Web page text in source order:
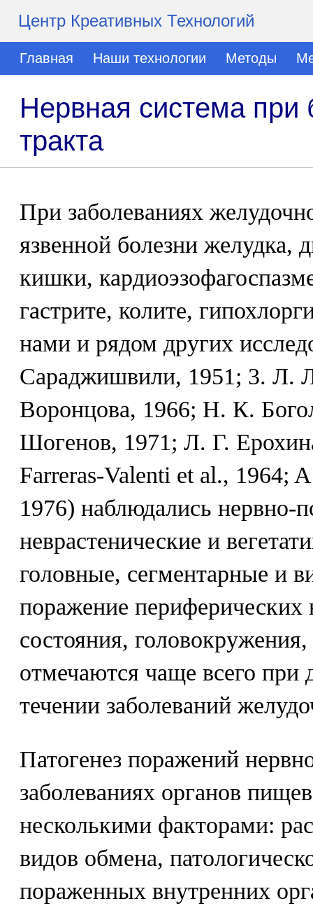
Центр Креативных Технологий
Главная Наши технологии Методы
Нервная система при
тракта
При заболеваниях
язвенной болезни желудка,
кишки,
гастрите, колите,
нами и рядом других
Сараджишвили, 1951; 3. Л.
Воронцова, 1966; Н. К.
Шогенов, 1971; Л. Г.
Farreras-Valenti et al., 1964;
1976) наблюдались нервно-
неврастенические и
головные, сегментарные и
поражение
состояния,
отмечаются чаще всего при
течении заболеваний
Патогенез поражений
заболеваниях органов
несколькими факторами:
видов обмена,
пораженных внутренних